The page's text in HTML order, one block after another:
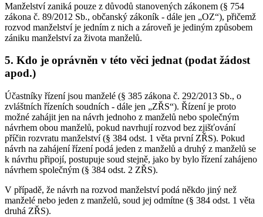
Manželství zaniká pouze z důvodů stanovených zákonem (§ 754
zákona č. 89/2012 Sb., občanský zákoník - dále jen „OZ“), přičemž
rozvod manželství je jedním z nich a zároveň je jediným způsobem
zániku manželství za života manželů.
5. Kdo je oprávněn v této věci jednat (podat žádost
apod.)
Účastníky řízení jsou manželé (§ 385 zákona č. 292/2013 Sb., o
zvláštních řízeních soudních - dále jen „ZŘS“). Řízení je proto
možné zahájit jen na návrh jednoho z manželů nebo společným
návrhem obou manželů, pokud navrhují rozvod bez zjišťování
příčin rozvratu manželství (§ 384 odst. 1 věta první ZŘS). Pokud
návrh na zahájení řízení podá jeden z manželů a druhý z manželů se
k návrhu připojí, postupuje soud stejně, jako by bylo řízení zahájeno
návrhem společným (§ 384 odst. 2 ZŘS).
V případě, že návrh na rozvod manželství podá někdo jiný než
manželé nebo jeden z manželů, soud jej odmítne (§ 384 odst. 1 věta
druhá ZŘS).